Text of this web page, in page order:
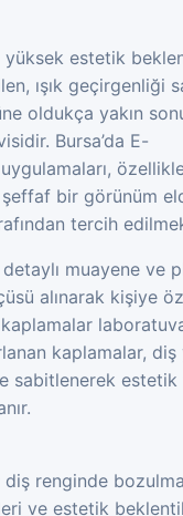
yüksek estetik
ışık geçirgenliği
oldukça yakın
Bursa’da E-
bir görünüm
tercih
muayene ve
alınarak kişiye
kaplamalar,
sabitlenerek
renginde
ve estetik